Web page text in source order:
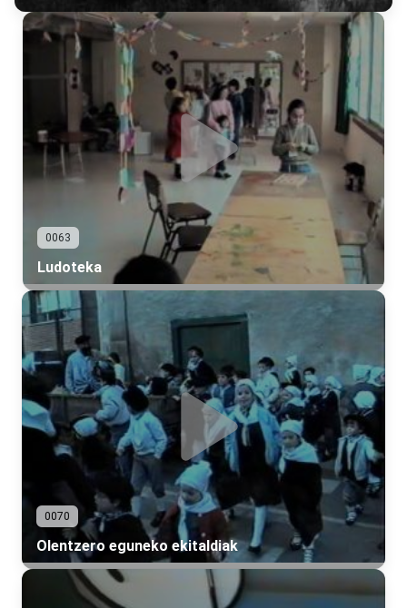
0063
Ludoteka
0070
Olentzero eguneko ekitaldiak